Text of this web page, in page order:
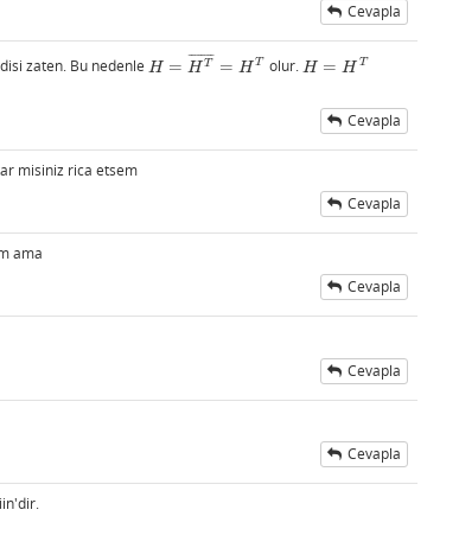
Cevapla
zaten. Bu nedenle H = H T
¯ ¯
¯¯¯¯¯¯ = H T
H= HT ¯=H olur.H = H T
H= HT
Cevapla
misiniz rica etsem
Cevapla
ama
Cevapla
Cevapla
Cevapla